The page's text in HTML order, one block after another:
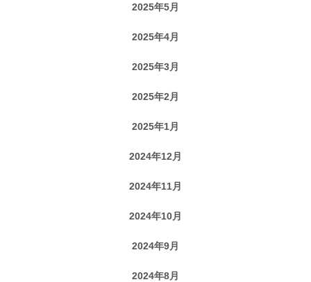
2025年5月
2025年4月
2025年3月
2025年2月
2025年1月
2024年12月
2024年11月
2024年10月
2024年9月
2024年8月